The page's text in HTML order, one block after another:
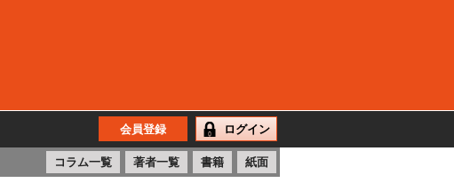
会員登録 ログイン
コラム一覧 著者一覧 書籍 紙面